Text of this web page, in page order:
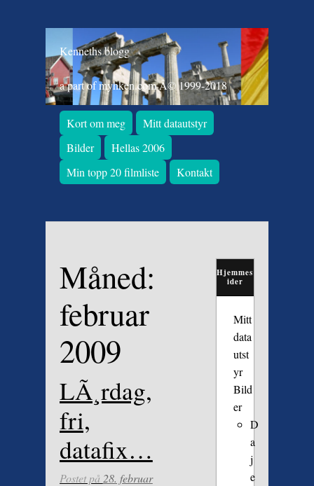
Kenneths blogg
a part of myhken.com Â© 1999-2018
Kort om meg
Mitt datautstyr
Bilder
Hellas 2006
Min topp 20 filmliste
Kontakt
Måned:
februar
2009
LÃ¸rdag,
fri,
datafix…
Postet på 28. februar
Hjemmes
ider
Mitt
data
utst
yr
Bild
er
D
a
j
e